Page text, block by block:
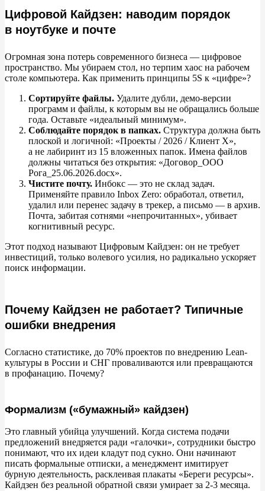
Цифровой Кайдзен: наводим порядок
в ноутбуке и почте
Огромная зона потерь современного бизнеса — цифровое
пространство. Мы убираем стол, но терпим хаос на рабочем
столе компьютера. Как применить принципы 5S к «цифре»?
Сортируйте файлы. Удалите дубли, демо-версии
программ и файлы, к которым вы не обращались больше
года. Оставьте «идеальный минимум».
Соблюдайте порядок в папках. Структура должна быть
плоской и логичной: «Проекты / 2026 / Клиент X»,
а не лабиринт из 15 вложенных папок. Имена файлов
должны читаться без открытия: «Договор_ООО
Рога_25.06.2026.docx».
Чистите почту. Инбокс — это не склад задач.
Применяйте правило Inbox Zero: обработал, ответил,
удалил или перенес задачу в трекер, а письмо — в архив.
Почта, забитая сотнями «непрочитанных», убивает
когнитивный ресурс.
Этот подход называют Цифровым Кайдзен: он не требует
инвестиций, только волевого усилия, но радикально ускоряет
поиск информации.
Почему Кайдзен не работает? Типичные
ошибки внедрения
Согласно статистике, до 70% проектов по внедрению Lean-
культуры в России и СНГ проваливаются или превращаются
в профанацию. Почему?
Формализм («бумажный» кайдзен)
Это главный убийца улучшений. Когда система подачи
предложений внедряется ради «галочки», сотрудники быстро
понимают, что их идеи кладут под сукно. Они начинают
писать формальные отписки, а менеджмент имитирует
бурную деятельность, расклеивая плакаты «Береги ресурсы».
Кайдзен без реальной обратной связи умирает за 2-3 месяца.